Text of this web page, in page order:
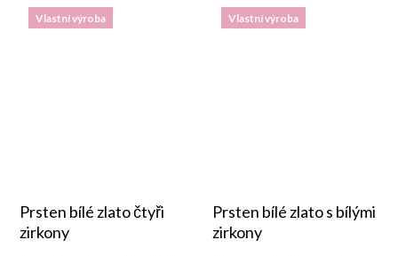
Vlastní výroba
Prsten bílé zlato čtyři
zirkony
Vlastní výroba
Prsten bílé zlato s bílými
zirkony